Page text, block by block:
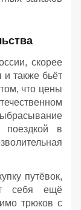
скорее
и также бьёт
что цены
поездкой в
путёвок,
себя ещё
трюков с